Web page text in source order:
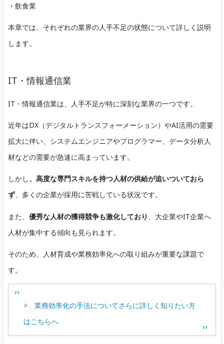
・飲食業
本章では、それぞれの業界の人手不足の状態について詳しく説明
します。
IT・情報通信業
IT・情報通信業は、人手不足が特に深刻な業界の一つです。
近年はDX（デジタルトランスフォーメーション）やAI活用の需要
拡大に伴い、システムエンジニアやプログラマー、データ分析人
材などの需要が急速に高まっています。
しかし、高度な専門スキルを持つ人材の供給が追いついておら
ず、多くの企業が採用に苦戦している状況です。
また、 優秀な人材の獲得競争も激化しており
、大企業やIT企業へ
人材が集中する傾向も見られます。
そのため、人材育成や業務効率化への取り組みが重要な課題で
す。
> 業務効率化の手法についてさらに詳しく知りたい方
はこちらへ